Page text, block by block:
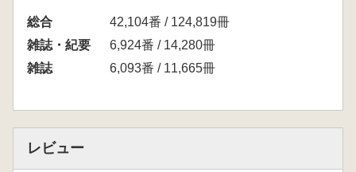
総合
42,104番 / 124,819冊
雑誌・紀要
6,924番 / 14,280冊
雑誌
6,093番 / 11,665冊
レビュー